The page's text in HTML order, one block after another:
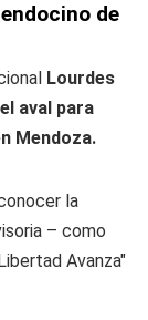
de
Lourdes
aval para
Mendoza.
la
– como
Avanza"